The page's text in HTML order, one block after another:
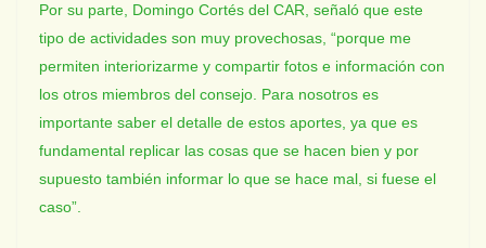
Por su parte, Domingo Cortés del CAR, señaló que este
tipo de actividades son muy provechosas, “porque me
permiten interiorizarme y compartir fotos e información con
los otros miembros del consejo. Para nosotros es
importante saber el detalle de estos aportes, ya que es
fundamental replicar las cosas que se hacen bien y por
supuesto también informar lo que se hace mal, si fuese el
caso”.